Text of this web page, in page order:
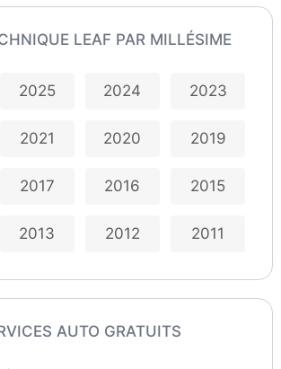
LEAF PAR MILLÉSIME
2025 2024 2023
2021 2020 2019
2017 2016 2015
2013 2012 2011
AUTO GRATUITS